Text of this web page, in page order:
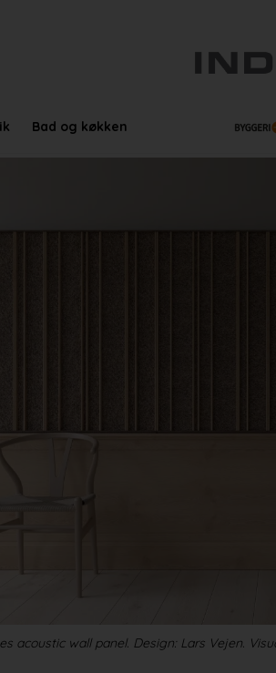
Bad og køkken
acoustic wall panel. Design: Lars Vejen.